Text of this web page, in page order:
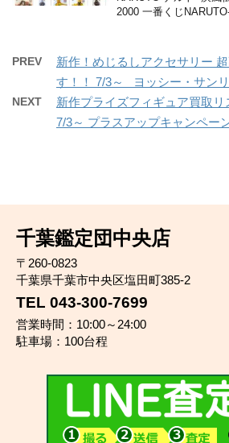
2000 一番くじ
PREV
新作！めじるしアクセサリー
す！！ 7/3～ ヨッシー・サン
NEXT
新作プライズフィギュア買取リ
7/3～ プラスアップキャンペー
千葉鑑定団中央店
〒260-0823
千葉県千葉市中央区塩田町385-2
TEL 043-300-7699
営業時間：10:00～24:00
駐車場：100台程